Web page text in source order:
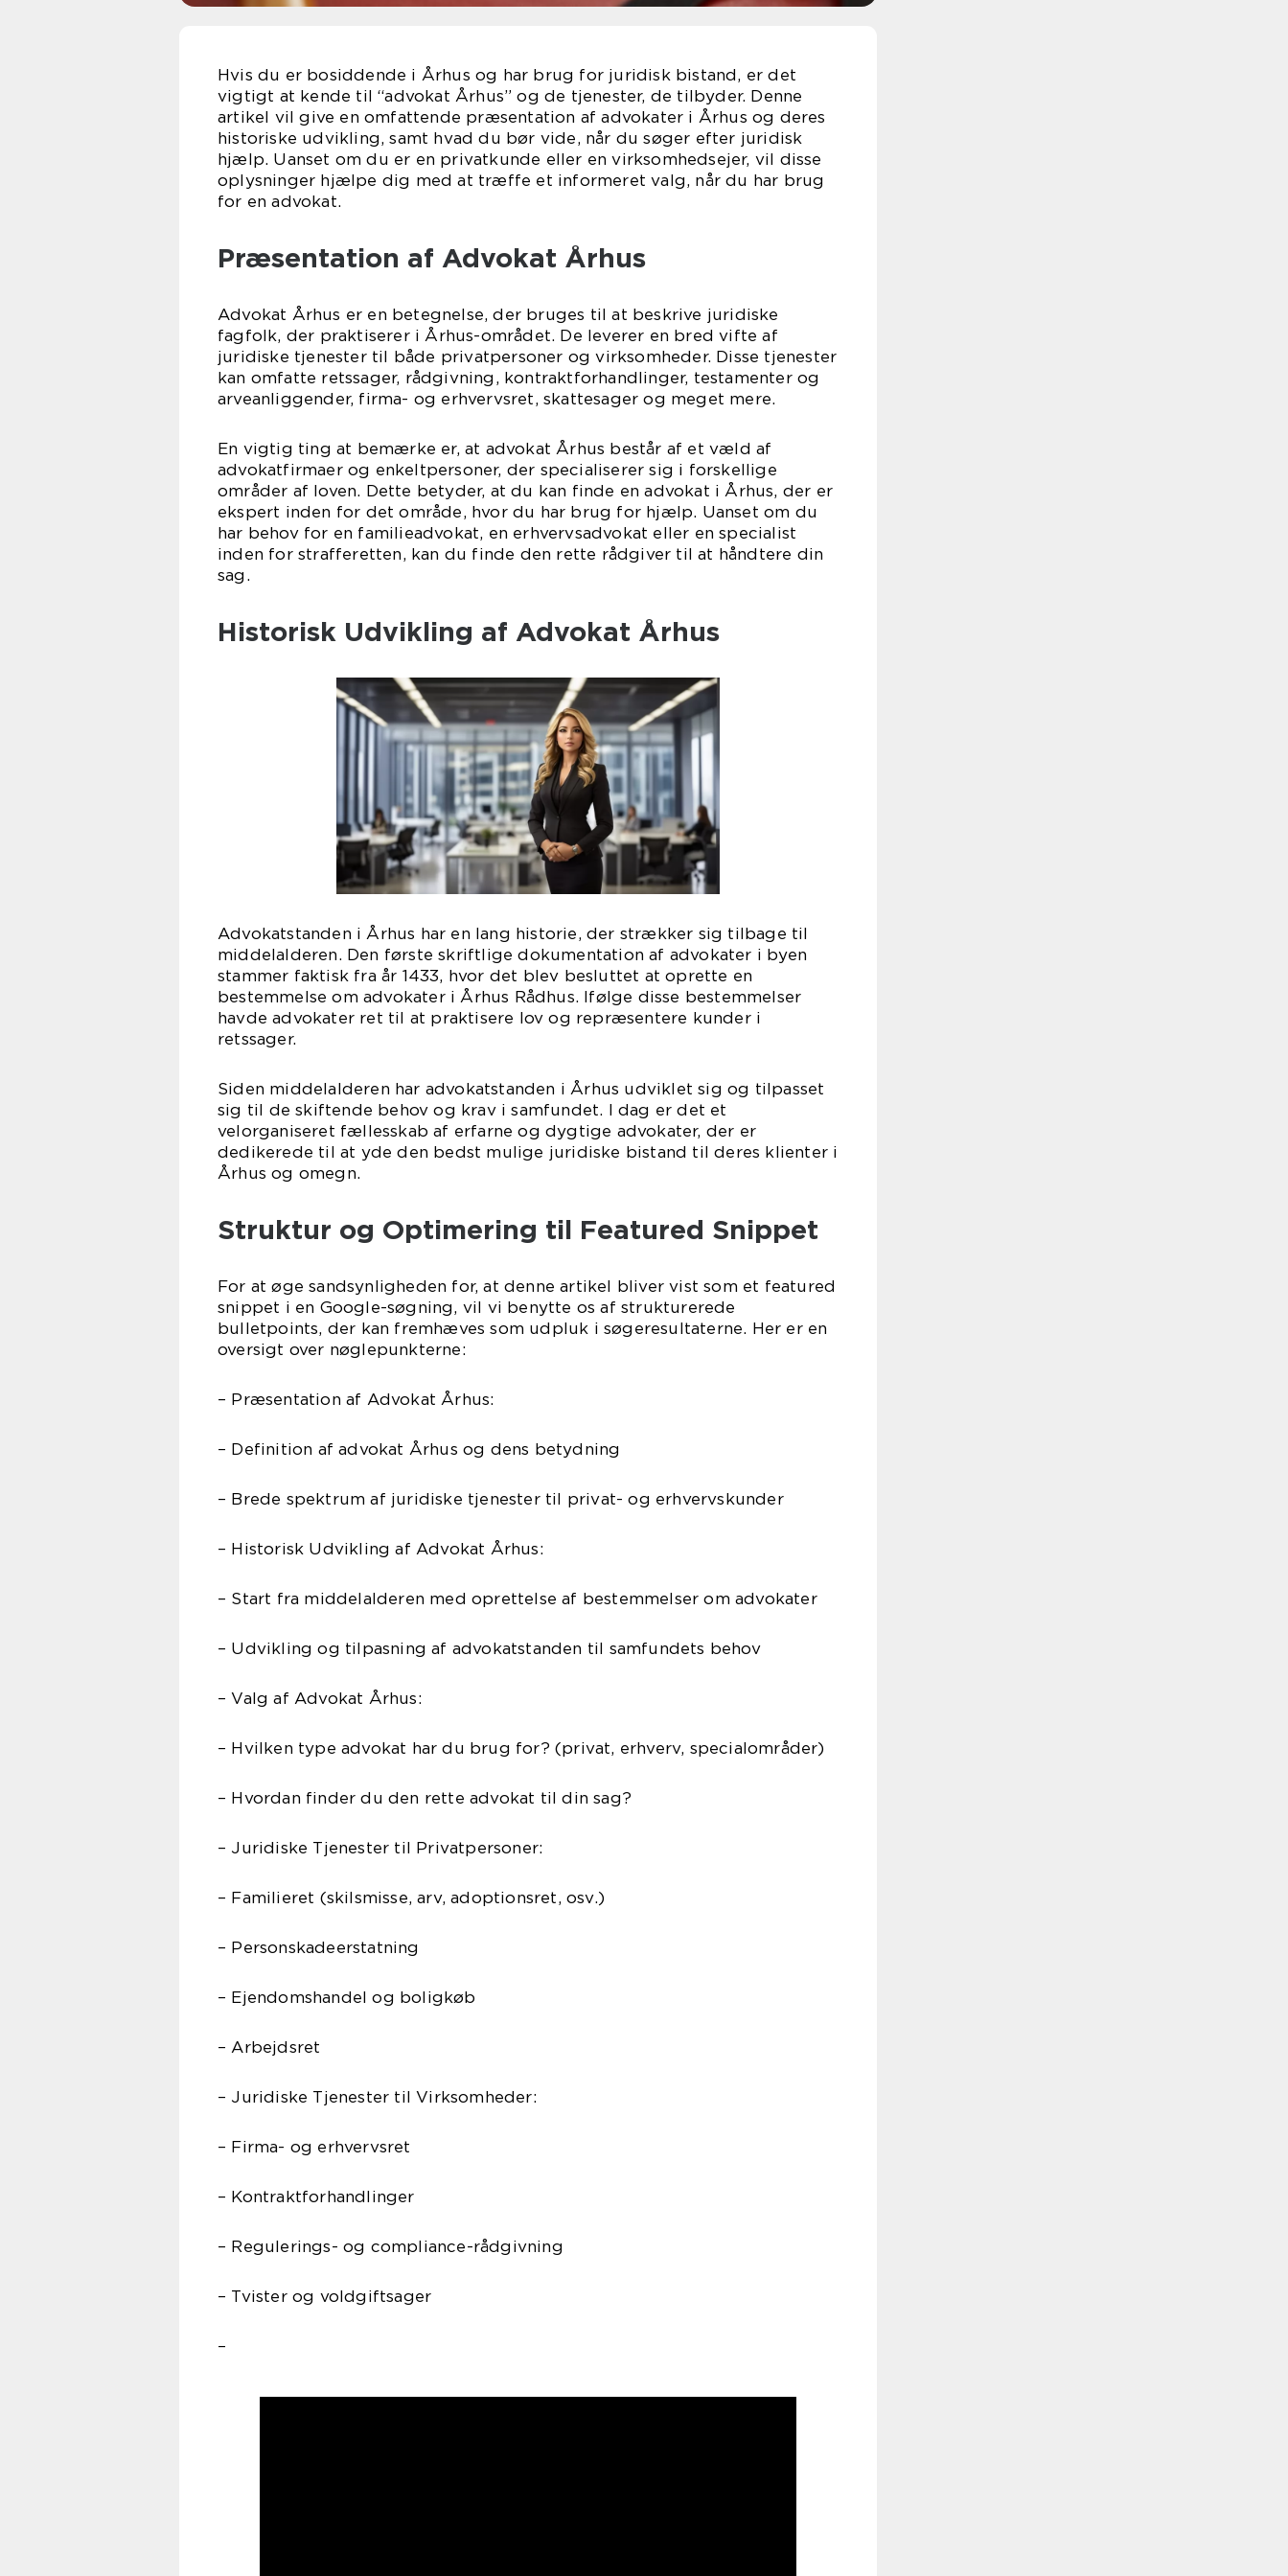
Hvis du er bosiddende i Århus og har brug for juridisk bistand, er det
vigtigt at kende til “advokat Århus” og de tjenester, de tilbyder. Denne
artikel vil give en omfattende præsentation af advokater i Århus og deres
historiske udvikling, samt hvad du bør vide, når du søger efter juridisk
hjælp. Uanset om du er en privatkunde eller en virksomhedsejer, vil disse
oplysninger hjælpe dig med at træffe et informeret valg, når du har brug
for en advokat.
Præsentation af Advokat Århus
Advokat Århus er en betegnelse, der bruges til at beskrive juridiske
fagfolk, der praktiserer i Århus-området. De leverer en bred vifte af
juridiske tjenester til både privatpersoner og virksomheder. Disse tjenester
kan omfatte retssager, rådgivning, kontraktforhandlinger, testamenter og
arveanliggender, firma- og erhvervsret, skattesager og meget mere.
En vigtig ting at bemærke er, at advokat Århus består af et væld af
advokatfirmaer og enkeltpersoner, der specialiserer sig i forskellige
områder af loven. Dette betyder, at du kan finde en advokat i Århus, der er
ekspert inden for det område, hvor du har brug for hjælp. Uanset om du
har behov for en familieadvokat, en erhvervsadvokat eller en specialist
inden for strafferetten, kan du finde den rette rådgiver til at håndtere din
sag.
Historisk Udvikling af Advokat Århus
Advokatstanden i Århus har en lang historie, der strækker sig tilbage til
middelalderen. Den første skriftlige dokumentation af advokater i byen
stammer faktisk fra år 1433, hvor det blev besluttet at oprette en
bestemmelse om advokater i Århus Rådhus. Ifølge disse bestemmelser
havde advokater ret til at praktisere lov og repræsentere kunder i
retssager.
Siden middelalderen har advokatstanden i Århus udviklet sig og tilpasset
sig til de skiftende behov og krav i samfundet. I dag er det et
velorganiseret fællesskab af erfarne og dygtige advokater, der er
dedikerede til at yde den bedst mulige juridiske bistand til deres klienter i
Århus og omegn.
Struktur og Optimering til Featured Snippet
For at øge sandsynligheden for, at denne artikel bliver vist som et featured
snippet i en Google-søgning, vil vi benytte os af strukturerede
bulletpoints, der kan fremhæves som udpluk i søgeresultaterne. Her er en
oversigt over nøglepunkterne:
– Præsentation af Advokat Århus:
– Definition af advokat Århus og dens betydning
– Brede spektrum af juridiske tjenester til privat- og erhvervskunder
– Historisk Udvikling af Advokat Århus:
– Start fra middelalderen med oprettelse af bestemmelser om advokater
– Udvikling og tilpasning af advokatstanden til samfundets behov
– Valg af Advokat Århus:
– Hvilken type advokat har du brug for? (privat, erhverv, specialområder)
– Hvordan finder du den rette advokat til din sag?
– Juridiske Tjenester til Privatpersoner:
– Familieret (skilsmisse, arv, adoptionsret, osv.)
– Personskadeerstatning
– Ejendomshandel og boligkøb
– Arbejdsret
– Juridiske Tjenester til Virksomheder:
– Firma- og erhvervsret
– Kontraktforhandlinger
– Regulerings- og compliance-rådgivning
– Tvister og voldgiftsager
–